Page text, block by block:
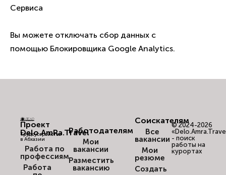
Сервиса
Вы можете отключать сбор данных с
помощью Блокировщика Google Analytics.
Проект
Delo.AmRa.Travel
Трудоустройство
в Абхазии
Работа по
профессиям
Работа
Работодателям
Мои
вакансии
Разместить
вакансию
Соискателям
Все
вакансии
Мои
резюме
Создать
© 2024-2026
- поиск
работы на
курортах